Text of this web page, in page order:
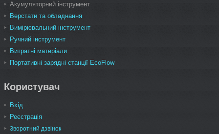
Акумуляторний інструмент
Верстати та обладнання
Вимірювальний інструмент
Ручний інструмент
Витратні матеріали
Портативні зарядні станції EcoFlow
Користувач
Вхід
Реєстрація
Зворотний дзвінок